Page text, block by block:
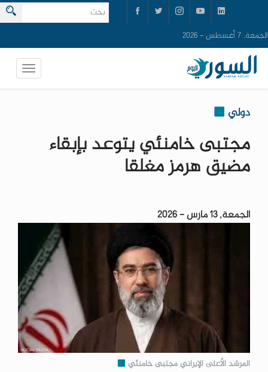
الجمعة, 7 أغسطس - 2026
دولي
مجتبى خامنئي يتوعد بإبقاء
مضيق هرمز مغلقا
الجمعة, 13 مارس - 2026
المرشد الأعلى الإيراني مجتبى خامنئي